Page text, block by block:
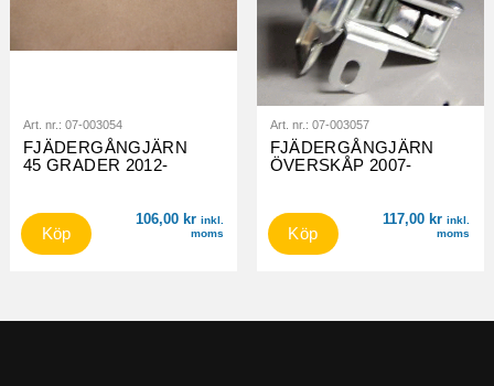
Art. nr.: 07-003054
FJÄDERGÅNGJÄRN
45 GRADER 2012-
106,00 kr inkl.
moms
Köp
Art. nr.: 07-003057
FJÄDERGÅNGJÄRN
ÖVERSKÅP 2007-
117,00 kr inkl.
moms
Köp